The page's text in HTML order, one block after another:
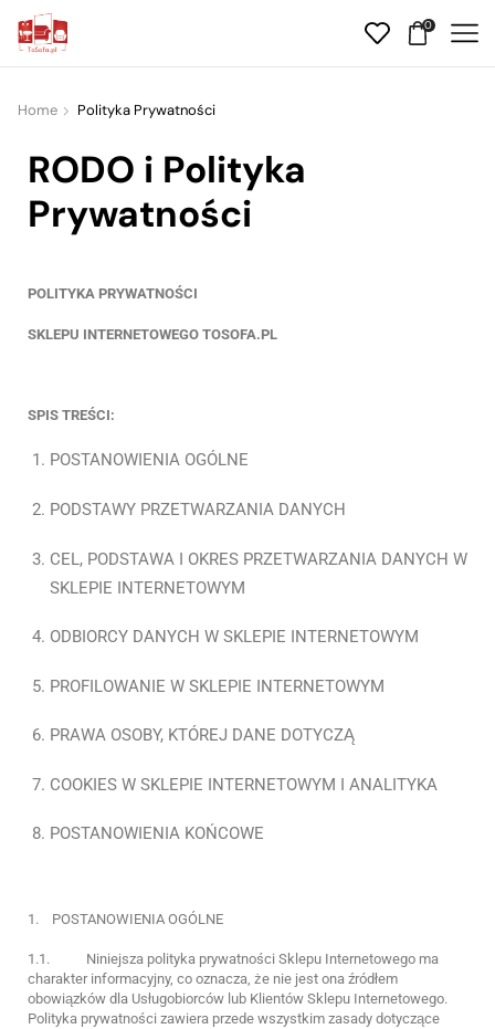
0
Home Polityka Prywatności
RODO i Polityka
Prywatności
POLITYKA PRYWATNOŚCI
SKLEPU INTERNETOWEGO TOSOFA.PL
SPIS TREŚCI:
POSTANOWIENIA OGÓLNE
PODSTAWY PRZETWARZANIA DANYCH
CEL, PODSTAWA I OKRES PRZETWARZANIA DANYCH W
SKLEPIE INTERNETOWYM
ODBIORCY DANYCH W SKLEPIE INTERNETOWYM
PROFILOWANIE W SKLEPIE INTERNETOWYM
PRAWA OSOBY, KTÓREJ DANE DOTYCZĄ
COOKIES W SKLEPIE INTERNETOWYM I ANALITYKA
POSTANOWIENIA KOŃCOWE
1. POSTANOWIENIA OGÓLNE
1.1. Niniejsza polityka prywatności Sklepu Internetowego ma
charakter informacyjny, co oznacza, że nie jest ona źródłem
obowiązków dla Usługobiorców lub Klientów Sklepu Internetowego.
Polityka prywatności zawiera przede wszystkim zasady dotyczące